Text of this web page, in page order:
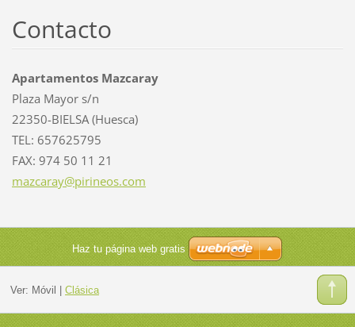
Contacto
Apartamentos Mazcaray
Plaza Mayor s/n
22350-BIELSA (Huesca)
TEL: 657625795
FAX: 974 50 11 21
mazcaray@pirineos.com
Haz tu página web gratis
Ver: Móvil Clásica